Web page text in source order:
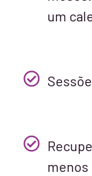
um
menos